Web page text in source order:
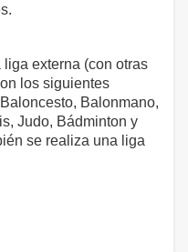
externa (con otras
los siguientes
Balonmano,
Judo, Bádminton y
se realiza una liga